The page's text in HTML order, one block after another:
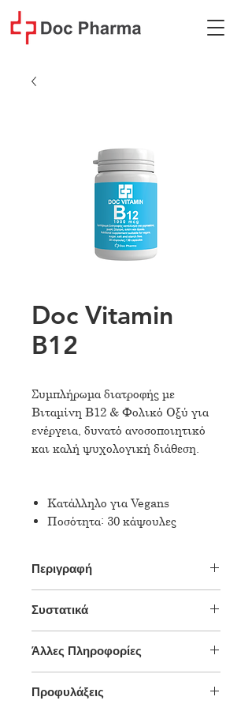
Doc Vitamin
B12
Συμπλήρωμα διατροφής με
Βιταμίνη Β12 & Φολικό Οξύ για
ενέργεια, δυνατό ανοσοποιητικό
και καλή ψυχολογική διάθεση.
Κατάλληλο για Vegans
Ποσότητα: 30 κάψουλες
Περιγραφή
Vitamin B12 1000mcg της σειράς
Doc Pharma, εμπλουτισμένο με
φολικό οξύ, αποτελεί έναν
λαμβάνουν ελλιπείς ποσότητες
βιταμίνης Β12 μέσω της διατροφής
Συστατικά
Contains/
Content per
Περιεχόμενο
Άλλες Πληροφορίες
1 κάψουλα την ημέρα μετά το
Προφυλάξεις